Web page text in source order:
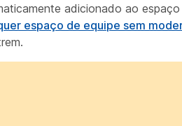
adicionado ao espaço
espaço de equipe sem